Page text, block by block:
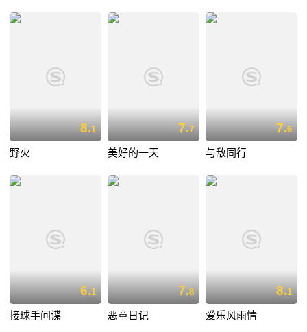
8.1
野火
7.7
美好的一天
7.6
与敌同行
6.1
接球手间谍
7.8
恶童日记
8.1
爱乐风雨情